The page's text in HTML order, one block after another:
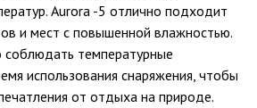
Aurora -5 отлично подходит
и мест с повышенной влажностью.
температурные
использования снаряжения, чтобы
от отдыха на природе.